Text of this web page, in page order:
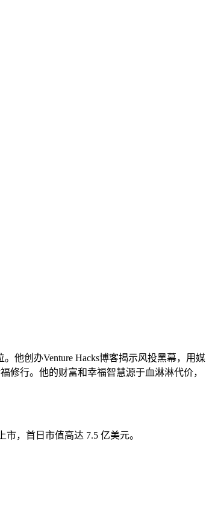
他创办Venture Hacks博客揭示风投黑幕，用媒
修行。他的财富和幸福智慧源于血淋淋代价，
市，首日市值高达 7.5 亿美元。